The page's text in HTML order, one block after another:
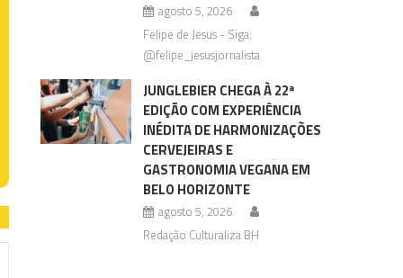
agosto 5, 2026
Felipe de Jesus - Siga:
@felipe_jesusjornalista
JUNGLEBIER CHEGA À 22ª
EDIÇÃO COM EXPERIÊNCIA
INÉDITA DE HARMONIZAÇÕES
CERVEJEIRAS E
GASTRONOMIA VEGANA EM
BELO HORIZONTE
agosto 5, 2026
Redação Culturaliza BH